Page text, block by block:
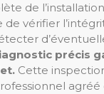
de
de vérifier
précis
Cette
agréé